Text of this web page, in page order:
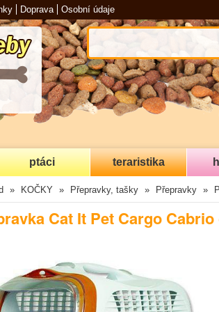
Doprava Osobní údaje
ptáci teraristika
KOČKY Přepravky, tašky Přepravky
Cat It Pet Cargo